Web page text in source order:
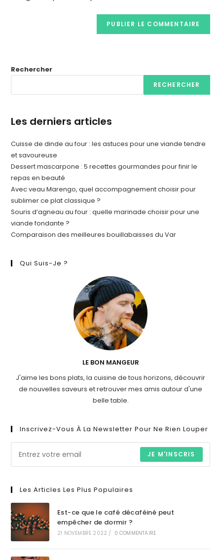
Rechercher
RECHERCHER
Les derniers articles
Cuisse de dinde au four : les astuces pour une viande tendre
et savoureuse
Dessert mascarpone : 5 recettes gourmandes pour finir le
repas en beauté
Avec veau Marengo, quel accompagnement choisir pour
sublimer ce plat classique ?
Souris d’agneau au four : quelle marinade choisir pour une
viande fondante ?
Comparaison des meilleures bouillabaisses du Var
Qui Suis-Je ?
LE BON MANGEUR
J'aime les bons plats, la cuisine de tous horizons, découvrir
de nouvelles saveurs et retrouver mes amis autour d'une
belle table.
Inscrivez-Vous À La Newsletter Pour Ne Rien Louper
JE M'INSCRIS
Les Articles Les Plus Populaires
Est-ce que le café décaféiné peut
empêcher de dormir ?
21 NOVEMBRE 2022 / 0 COMMENTAIRE